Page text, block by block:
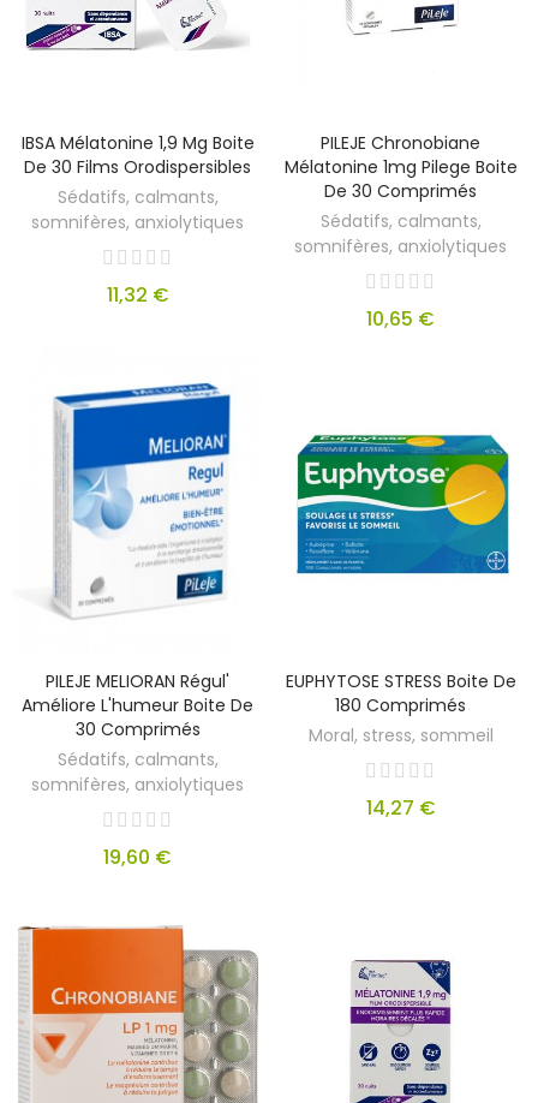
IBSA Mélatonine 1,9 Mg Boite
De 30 Films Orodispersibles
Sédatifs, calmants,
somnifères, anxiolytiques
11,32 €
PILEJE Chronobiane
Mélatonine 1mg Pilege Boite
De 30 Comprimés
Sédatifs, calmants,
somnifères, anxiolytiques
10,65 €
PILEJE MELIORAN Régul'
Améliore L'humeur Boite De
30 Comprimés
Sédatifs, calmants,
somnifères, anxiolytiques
19,60 €
EUPHYTOSE STRESS Boite De
180 Comprimés
Moral, stress, sommeil
14,27 €